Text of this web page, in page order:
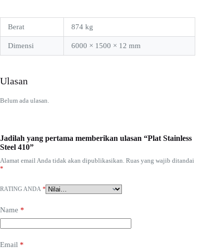
Berat 874 kg
Dimensi 6000 × 1500 × 12 mm
Ulasan
Belum ada ulasan.
Jadilah yang pertama memberikan ulasan “Plat Stainless
Steel 410”
Alamat email Anda tidak akan dipublikasikan. Ruas yang wajib ditandai
*
RATING ANDA *
Name *
Email *